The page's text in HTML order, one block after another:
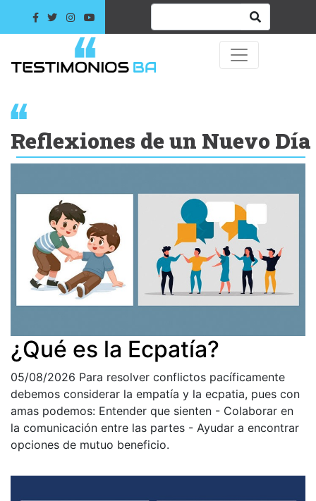
Reflexiones de un Nuevo Día
¿Qué es la Ecpatía?
05/08/2026 Para resolver conflictos pacíficamente
debemos considerar la empatía y la ecpatia, pues con
amas podemos: Entender que sienten - Colaborar en
la comunicación entre las partes - Ayudar a encontrar
opciones de mutuo beneficio.